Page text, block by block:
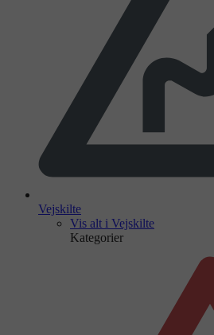
Vejskilte
Vis alt i Vejskilte
Kategorier